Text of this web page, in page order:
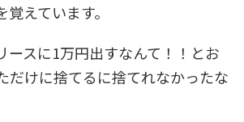
えています。
ースに1万円出すなんて！！とお
だけに捨てるに捨てれなかったな